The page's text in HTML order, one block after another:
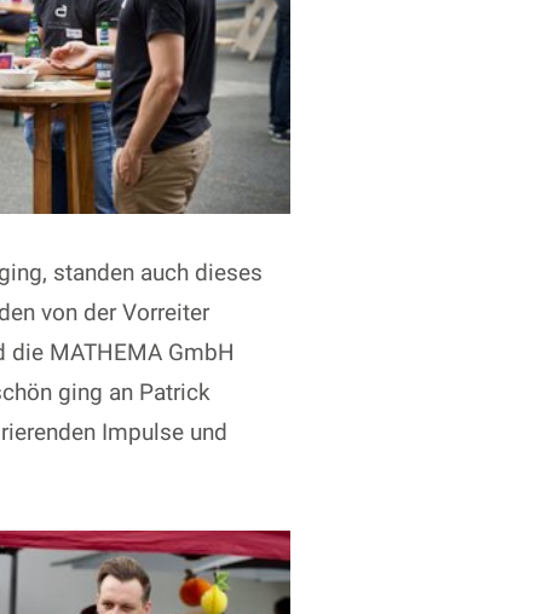
standen auch dieses
von der Vorreiter
die MATHEMA GmbH
ging an Patrick
Impulse und